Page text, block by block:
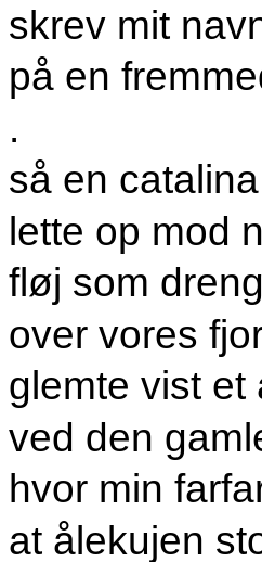
skrev mit
på en
.
så en catalina
lette op mod
fløj som
over vores
glemte vist et
ved den
hvor min
at ålekujen